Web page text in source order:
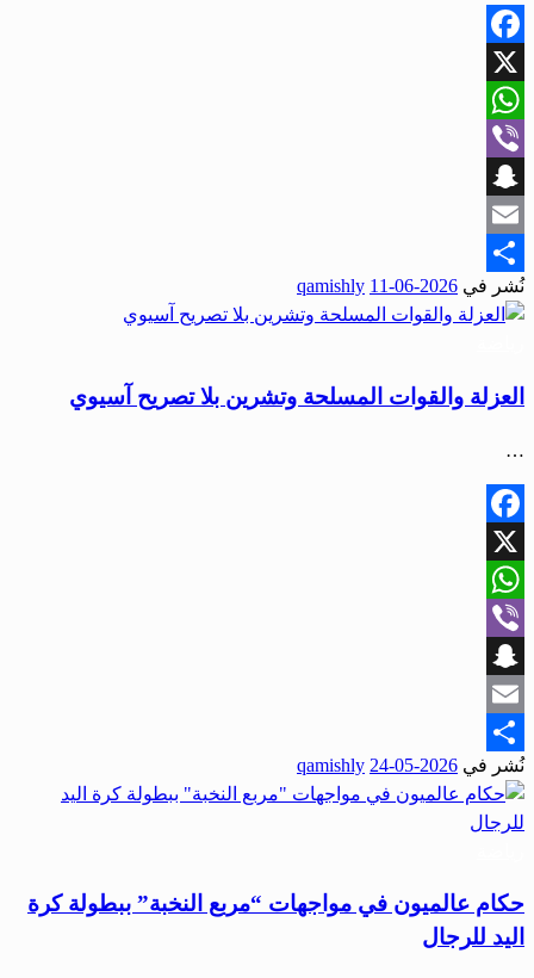
Facebook
X
WhatsApp
Viber
Snapchat
Email
Share
نُشر في 2026-06-11
qamishly
العزلة والقوات المسلحة وتشرين بلا تصريح آسيوي
…
Facebook
X
WhatsApp
Viber
Snapchat
Email
Share
نُشر في 2026-05-24
qamishly
حكام عالميون في مواجهات “مربع النخبة” ببطولة كرة
اليد للرجال